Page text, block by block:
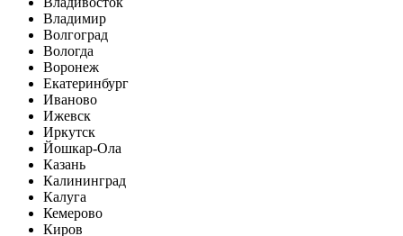
Владимир
Волгоград
Вологда
Воронеж
Екатеринбург
Иваново
Ижевск
Иркутск
Йошкар-Ола
Казань
Калининград
Калуга
Кемерово
Киров